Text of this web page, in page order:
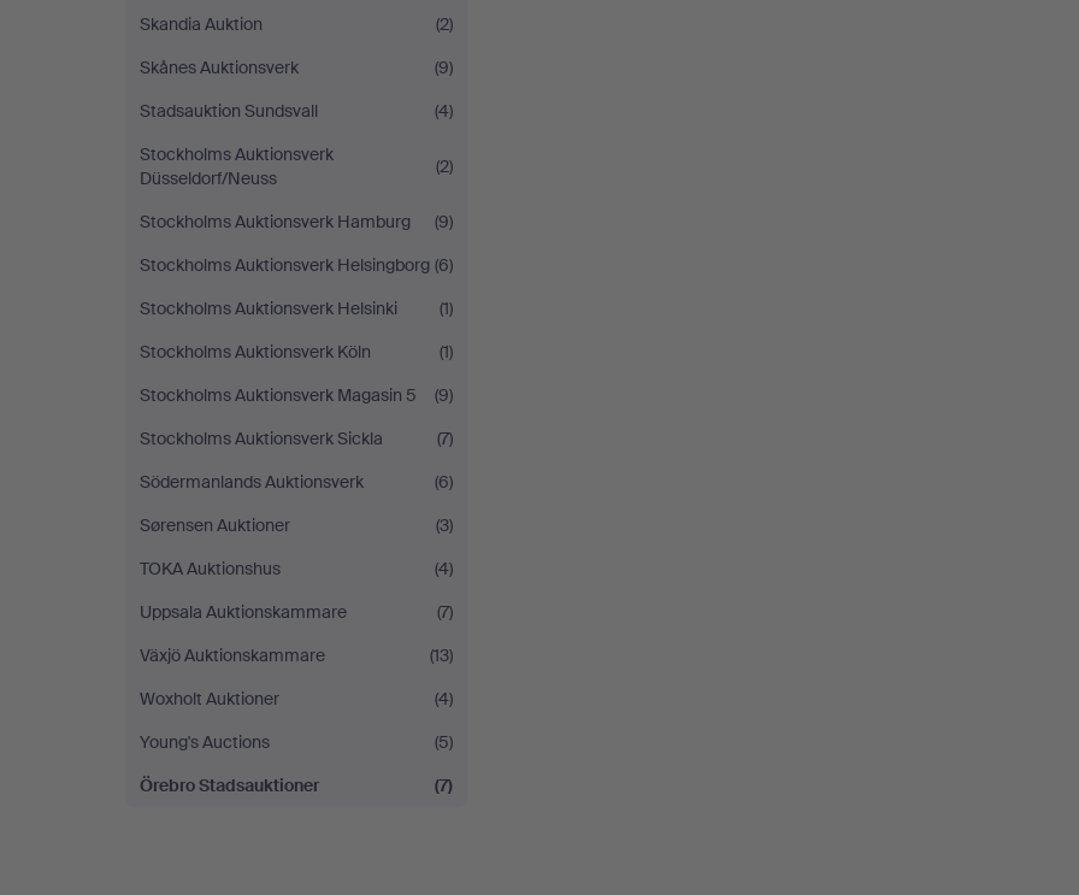
Skandia Auktion
(2)
Skånes Auktionsverk
(9)
Stadsauktion Sundsvall
(4)
Stockholms Auktionsverk
Düsseldorf/Neuss
(2)
Stockholms Auktionsverk Hamburg
(9)
Stockholms Auktionsverk Helsingborg (6)
Stockholms Auktionsverk Helsinki
(1)
Stockholms Auktionsverk Köln
(1)
Stockholms Auktionsverk Magasin 5
(9)
Stockholms Auktionsverk Sickla
(7)
Södermanlands Auktionsverk
(6)
Sørensen Auktioner
(3)
TOKA Auktionshus
(4)
Uppsala Auktionskammare
(7)
Växjö Auktionskammare
(13)
Woxholt Auktioner
(4)
Young's Auctions
(5)
Örebro Stadsauktioner
(7)